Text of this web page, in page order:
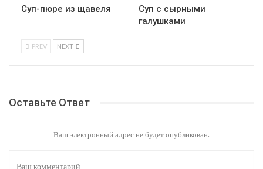
Суп-пюре из щавеля
Суп с сырными
галушками
PREV NEXT
Оставьте Ответ
Ваш электронный адрес не будет опубликован.